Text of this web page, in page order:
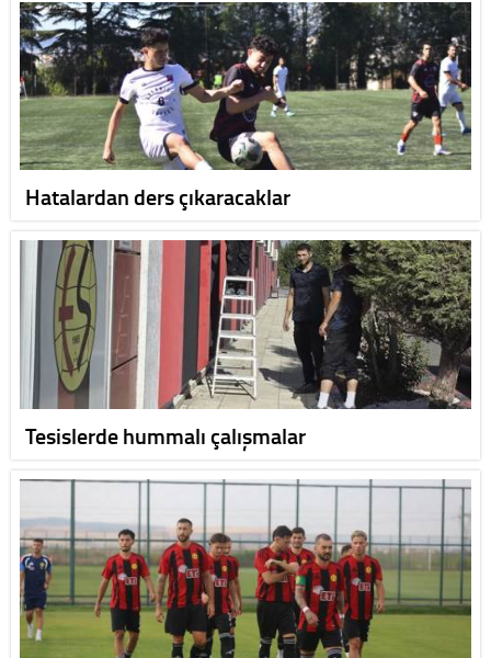
Hatalardan ders çıkaracaklar
Tesislerde hummalı çalışmalar